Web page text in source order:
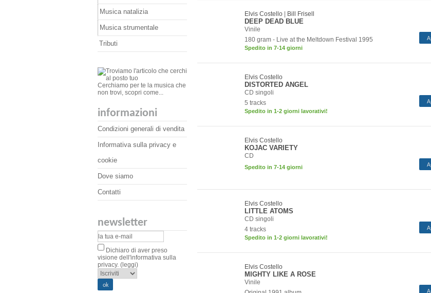
Musica natalizia
Musica strumentale
Tributi
Cerchiamo per te la musica che
non trovi, scopri come...
informazioni
Condizioni generali di vendita
Informativa sulla privacy e
cookie
Dove siamo
Contatti
newsletter
Dichiaro di aver preso
visione dell'informativa sulla
privacy. (leggi)
Elvis Costello Bill Frisell
DEEP DEAD BLUE
Vinile
180 gram - Live at the Meltdown Festival 1995
Spedito in 7-14 giorni
Elvis Costello
DISTORTED ANGEL
CD singoli
5 tracks
Spedito in 1-2 giorni lavorativi!
Elvis Costello
KOJAC VARIETY
CD
Spedito in 7-14 giorni
Elvis Costello
LITTLE ATOMS
CD singoli
4 tracks
Spedito in 1-2 giorni lavorativi!
Elvis Costello
MIGHTY LIKE A ROSE
Vinile